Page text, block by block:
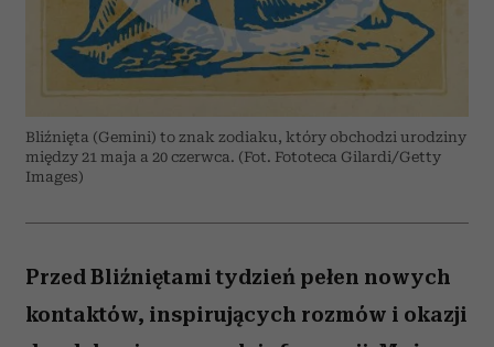
Bliźnięta (Gemini) to znak zodiaku, który obchodzi urodziny
między 21 maja a 20 czerwca. (Fot. Fototeca Gilardi/Getty
Images)
Przed Bliźniętami tydzień pełen nowych
kontaktów, inspirujących rozmów i okazji